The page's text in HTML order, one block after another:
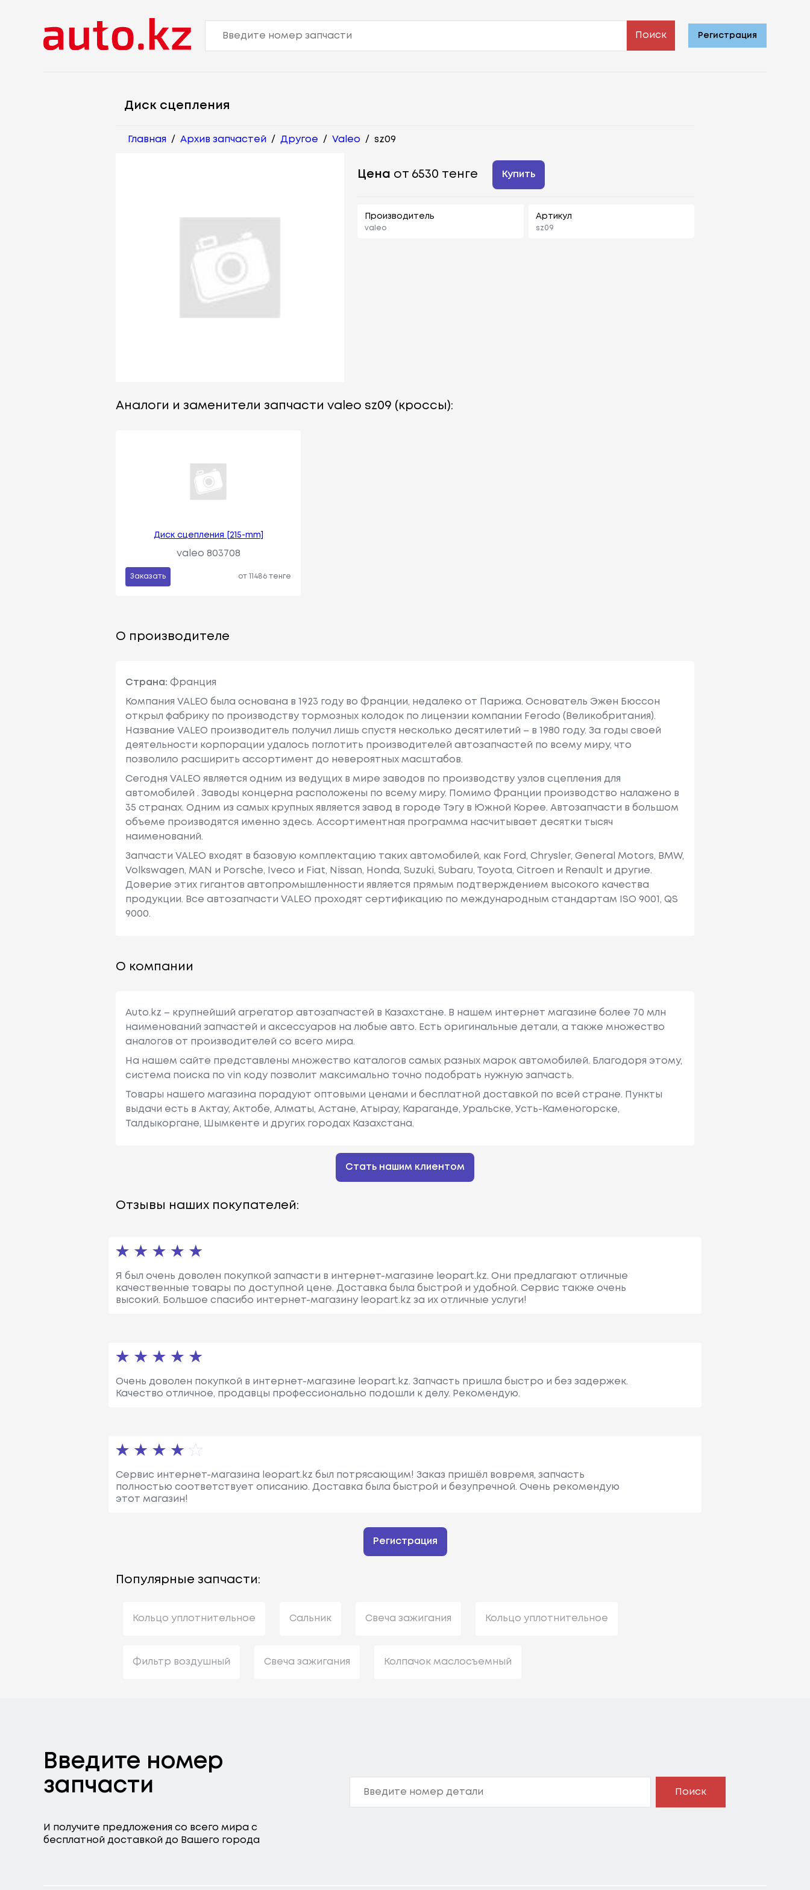
Поиск Регистрация
Диск сцепления
Главная / Архив запчастей / Другое / Valeo / sz09
Цена от 6530 тенге Купить
Производитель
valeo
Артикул
sz09
Аналоги и заменители запчасти valeo sz09 (кроссы):
Диск сцепления [215-mm]
valeo 803708
Заказать от 11486 тенге
О производителе
Страна: Франция
Компания VALEO была основана в 1923 году во Франции, недалеко от Парижа. Основатель Эжен Бюссон
открыл фабрику по производству тормозных колодок по лицензии компании Ferodo (Великобритания).
Название VALEO производитель получил лишь спустя несколько десятилетий – в 1980 году. За годы своей
деятельности корпорации удалось поглотить производителей автозапчастей по всему миру, что
позволило расширить ассортимент до невероятных масштабов.
Сегодня VALEO является одним из ведущих в мире заводов по производству узлов сцепления для
автомобилей . Заводы концерна расположены по всему миру. Помимо Франции производство налажено в
35 странах. Одним из самых крупных является завод в городе Тэгу в Южной Корее. Автозапчасти в большом
объеме производятся именно здесь. Ассортиментная программа насчитывает десятки тысяч
наименований.
Запчасти VALEO входят в базовую комплектацию таких автомобилей, как Ford, Chrysler, General Motors, BMW,
Volkswagen, MAN и Porsche, Iveco и Fiat, Nissan, Honda, Suzuki, Subaru, Toyota, Citroen и Renault и другие.
Доверие этих гигантов автопромышленности является прямым подтверждением высокого качества
продукции. Все автозапчасти VALEO проходят сертификацию по международным стандартам ISO 9001, QS
9000.
О компании
Auto.kz – крупнейший агрегатор автозапчастей в Казахстане. В нашем интернет магазине более 70 млн
наименований запчастей и аксессуаров на любые авто. Есть оригинальные детали, а также множество
аналогов от производителей со всего мира.
На нашем сайте представлены множество каталогов самых разных марок автомобилей. Благодоря этому,
система поиска по vin коду позволит максимально точно подобрать нужную запчасть.
Товары нашего магазина порадуют оптовыми ценами и бесплатной доставкой по всей стране. Пункты
выдачи есть в Актау, Актобе, Алматы, Астане, Атырау, Караганде, Уральске, Усть-Каменогорске,
Талдыкоргане, Шымкенте и других городах Казахстана.
Стать нашим клиентом
Отзывы наших покупателей:
Я был очень доволен покупкой запчасти в интернет-магазине leopart.kz. Они предлагают отличные
качественные товары по доступной цене. Доставка была быстрой и удобной. Сервис также очень
высокий. Большое спасибо интернет-магазину leopart.kz за их отличные услуги!
Очень доволен покупкой в интернет-магазине leopart.kz. Запчасть пришла быстро и без задержек.
Качество отличное, продавцы профессионально подошли к делу. Рекомендую.
Сервис интернет-магазина leopart.kz был потрясающим! Заказ пришёл вовремя, запчасть
полностью соответствует описанию. Доставка была быстрой и безупречной. Очень рекомендую
этот магазин!
Регистрация
Популярные запчасти:
Кольцо уплотнительное Сальник Свеча зажигания Кольцо уплотнительное
Фильтр воздушный Свеча зажигания Колпачок маслосъемный
Введите номер
запчасти
И получите предложения со всего мира с
бесплатной доставкой до Вашего города
Поиск